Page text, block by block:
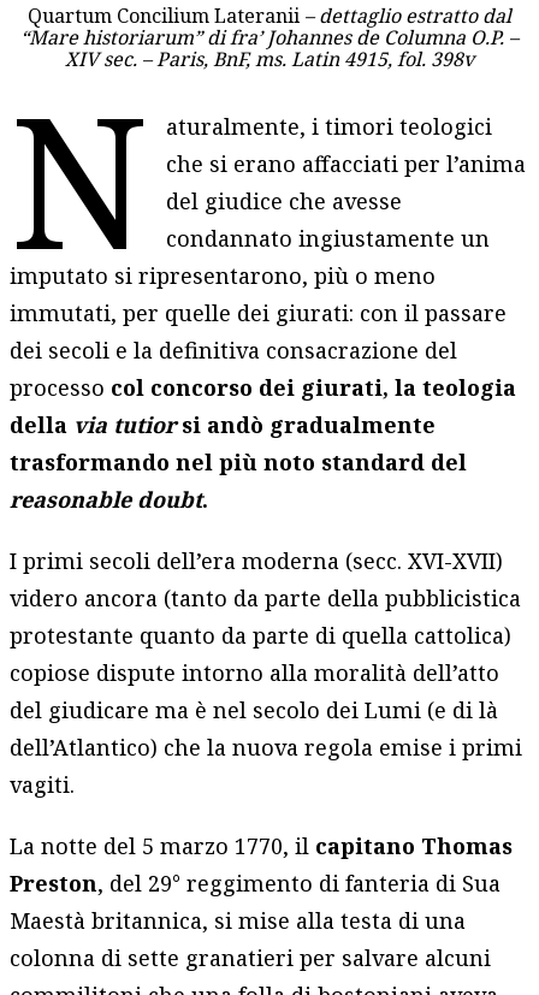
Quartum Concilium Lateranii – dettaglio estratto dal
“Mare historiarum” di fra’ Johannes de Columna O.P. –
XIV sec. – Paris, BnF, ms. Latin 4915, fol. 398v
N
aturalmente, i timori teologici
che si erano affacciati per l’anima
del giudice che avesse
condannato ingiustamente un
imputato si ripresentarono, più o meno
immutati, per quelle dei giurati: con il passare
dei secoli e la definitiva consacrazione del
processo col concorso dei giurati, la teologia
della via tutiorsi andò gradualmente
trasformando nel più noto standard del
reasonable doubt.
I primi secoli dell’era moderna (secc. XVI-XVII)
videro ancora (tanto da parte della pubblicistica
protestante quanto da parte di quella cattolica)
copiose dispute intorno alla moralità dell’atto
del giudicare ma è nel secolo dei Lumi (e di là
dell’Atlantico) che la nuova regola emise i primi
vagiti.
La notte del 5 marzo 1770, il capitano Thomas
Preston, del 29° reggimento di fanteria di Sua
Maestà britannica, si mise alla testa di una
colonna di sette granatieri per salvare alcuni